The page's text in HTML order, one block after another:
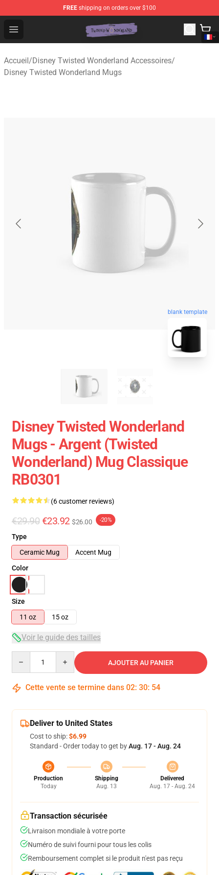
FREE shipping on orders over $100
Open menu
Twisted Wonderland Store - Official Twisted
Accueil/Disney Twisted Wonderland Accessoires/
Disney Twisted Wonderland Mugs
blank template
Disney Twisted Wonderland
Mugs - Argent (Twisted
Wonderland) Mug Classique
RB0301
(6 customer reviews)
€29.90 €23.92 $26.00 -20%
Type
Ceramic Mug
Accent Mug
Color
Size
11 oz
15 oz
Voir le guide des tailles
AJOUTER AU PANIER
Cette vente se termine dans 02: 30: 54
Deliver to United States
Cost to ship:$6.99
Standard - Order today to get byAug. 17 - Aug. 24
Production
Today
Shipping
Aug. 13
Delivered
Aug. 17 - Aug. 24
Transaction sécurisée
Livraison mondiale à votre porte
Numéro de suivi fourni pour tous les colis
Remboursement complet si le produit n'est pas reçu